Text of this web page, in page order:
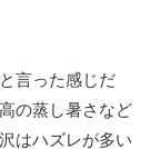
言った感じだ
の蒸し暑さなど
はハズレが多い